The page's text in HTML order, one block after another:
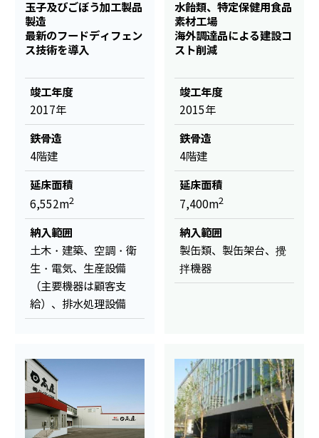
玉子及びごぼう加工製品
製造
最新のフードディフェン
ス技術を導入
竣工年度
2017年
鉄骨造
4階建
延床面積
6,552m2
納入範囲
土木・建築、空調・衛
生・電気、生産設備
（主要機器は顧客支
給）、排水処理設備
水飴類、特定保健用食品
素材工場
海外調達品による建設コ
スト削減
竣工年度
2015年
鉄骨造
4階建
延床面積
7,400m2
納入範囲
製缶類、製缶架台、攪
拌機器